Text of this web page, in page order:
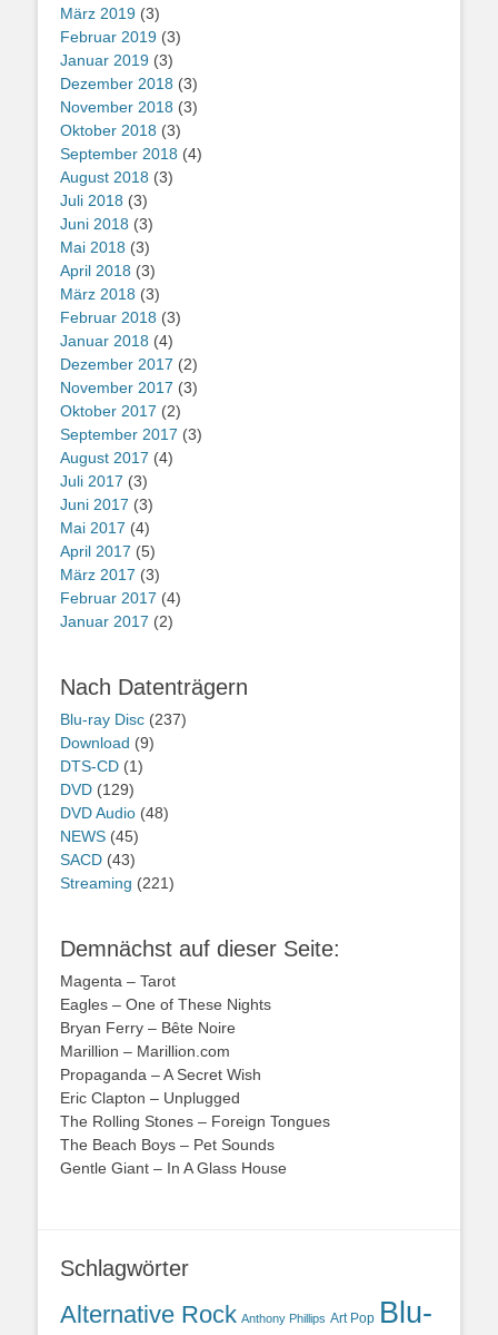
März 2019 (3)
Februar 2019 (3)
Januar 2019 (3)
Dezember 2018 (3)
November 2018 (3)
Oktober 2018 (3)
September 2018 (4)
August 2018 (3)
Juli 2018 (3)
Juni 2018 (3)
Mai 2018 (3)
April 2018 (3)
März 2018 (3)
Februar 2018 (3)
Januar 2018 (4)
Dezember 2017 (2)
November 2017 (3)
Oktober 2017 (2)
September 2017 (3)
August 2017 (4)
Juli 2017 (3)
Juni 2017 (3)
Mai 2017 (4)
April 2017 (5)
März 2017 (3)
Februar 2017 (4)
Januar 2017 (2)
Nach Datenträgern
Blu-ray Disc (237)
Download (9)
DTS-CD (1)
DVD (129)
DVD Audio (48)
NEWS (45)
SACD (43)
Streaming (221)
Demnächst auf dieser Seite:
Magenta – Tarot
Eagles – One of These Nights
Bryan Ferry – Bête Noire
Marillion – Marillion.com
Propaganda – A Secret Wish
Eric Clapton – Unplugged
The Rolling Stones – Foreign Tongues
The Beach Boys – Pet Sounds
Gentle Giant – In A Glass House
Schlagwörter
Alternative Rock Anthony Phillips Art Pop Blu-